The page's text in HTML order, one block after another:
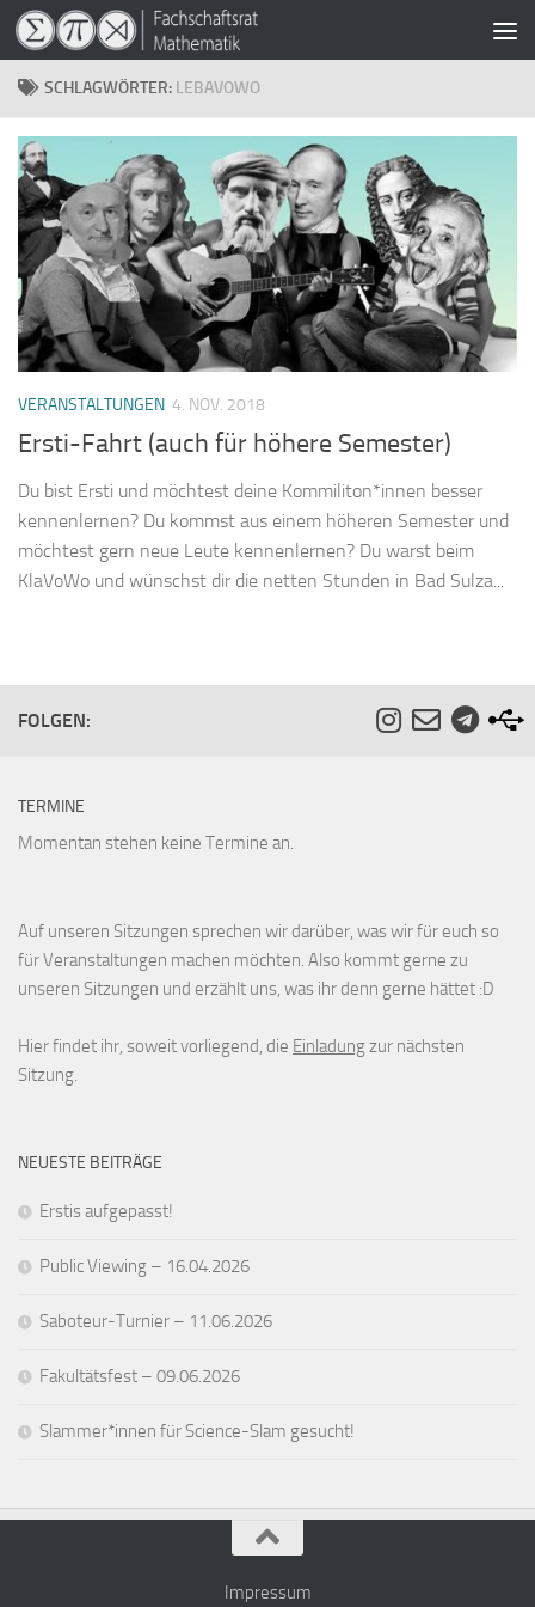
Zum Inhalt springen
SCHLAGWÖRTER: LEBAVOWO
VERANSTALTUNGEN 4. NOV. 2018
Ersti-Fahrt (auch für höhere Semester)
Du bist Ersti und möchtest deine Kommiliton*innen besser
kennenlernen? Du kommst aus einem höheren Semester und
möchtest gern neue Leute kennenlernen? Du warst beim
KlaVoWo und wünschst dir die netten Stunden in Bad Sulza...
FOLGEN:
TERMINE
Momentan stehen keine Termine an.
Auf unseren Sitzungen sprechen wir darüber, was wir für euch so
für Veranstaltungen machen möchten. Also kommt gerne zu
unseren Sitzungen und erzählt uns, was ihr denn gerne hättet :D
Hier findet ihr, soweit vorliegend, die Einladungzur nächsten
Sitzung.
NEUESTE BEITRÄGE
Erstis aufgepasst!
Public Viewing – 16.04.2026
Saboteur-Turnier – 11.06.2026
Fakultätsfest – 09.06.2026
Slammer*innen für Science-Slam gesucht!
Impressum